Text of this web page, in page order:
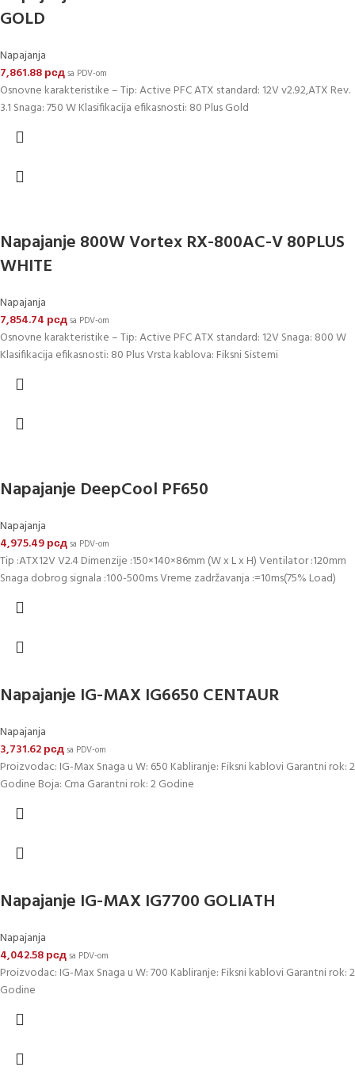
GOLD
Napajanja
7,861.88рсдsa PDV-om
Osnovne karakteristike – Tip: Active PFC ATX standard: 12V v2.92,ATX Rev.
3.1 Snaga: 750 W Klasifikacija efikasnosti: 80 Plus Gold
Napajanje 800W Vortex RX-800AC-V 80PLUS
WHITE
Napajanja
7,854.74 рсдsa PDV-om
Osnovne karakteristike – Tip: Active PFC ATX standard: 12V Snaga: 800 W
Klasifikacija efikasnosti: 80 Plus Vrsta kablova: Fiksni Sistemi
Napajanje DeepCool PF650
Napajanja
4,975.49рсдsa PDV-om
Tip :ATX12V V2.4 Dimenzije :150×140×86mm (W x L x H) Ventilator :120mm
Snaga dobrog signala :100-500ms Vreme zadržavanja :=10ms(75% Load)
Napajanje IG-MAX IG6650 CENTAUR
Napajanja
3,731.62рсдsa PDV-om
Proizvodac: IG-Max Snaga u W: 650 Kabliranje: Fiksni kablovi Garantni rok: 2
Godine Boja: Crna Garantni rok: 2 Godine
Napajanje IG-MAX IG7700 GOLIATH
Napajanja
4,042.58рсдsa PDV-om
Proizvodac: IG-Max Snaga u W: 700 Kabliranje: Fiksni kablovi Garantni rok: 2
Godine